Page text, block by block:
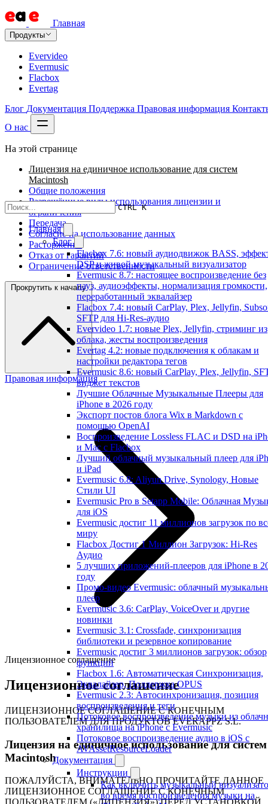
Главная
Продукты
Evervideo
Evermusic
Flacbox
Evertag
Блог Документация Поддержка Правовая информация
О нас
CTRL K
Главная
Блог
Flacbox 7.6: новый аудиодвижок BASS,
DSP и живой музыкальный визуализатор
Evermusic 8.7: настоящее воспроизведение без
пауз, аудиоэффекты, нормализация громкости,
переработанный эквалайзер
Flacbox 7.4: новый CarPlay, Plex, Jellyfin,
SFTP для Hi-Res-аудио
Evervideo 1.7: новые Plex, Jellyfin, стриминг из
облака, жесты воспроизведения
Evertag 4.2: новые подключения к облакам и
настройки редактора тегов
Evermusic 8.6: новый CarPlay, Plex, Jellyfin,
виджет текстов
Лучшие Облачные Музыкальные Плееры для
iPhone в 2026 году
Экспорт постов блога Wix в Markdown с
помощью OpenAI
Воспроизведение Lossless FLAC и DSD на
и Mac с Flacbox
Лучший облачный музыкальный плеер для
и iPad
Evermusic 6.8: Aliyun Drive, Synology, Новые
Стили UI
Evermusic Pro в Setapp Mobile: Облачная
для iOS
Evermusic достиг 11 миллионов загрузок по
миру
Flacbox Достиг 1 Миллион Загрузок: Hi-Res
Аудио
5 лучших приложений-плееров для iPhone в
году
Промо-видео Evermusic: облачный
плеер
Evermusic 3.6: CarPlay, VoiceOver и другие
новинки
Evermusic 3.1: Crossfade, синхронизация
библиотеки и резервное копирование
Evermusic достиг 3 миллионов загрузок: обзор
функций
Flacbox 1.6: Автоматическая Синхронизация,
Эквалайзер, Поддержка OPUS
Evermusic 2.3: Автосинхронизация, позиция
воспроизведения и теги
Потоковое воспроизведение музыки из
хранилища на iPhone с Evermusic
Потоковое воспроизведение аудио в iOS с
AVAssetResourceLoader
Документация
Инструкции
Как включить музыкальный
во время воспроизведения музыки на
На этой странице
Лицензия на единичное использование для систем
Macintosh
Общие положения
Разрешённые виды использования лицензии и
ограничения
Передача
Согласие на использование данных
Расторжение
Отказ от гарантий
Ограничение ответственности
Прокрутить к началу
Правовая информация
Лицензионное соглашение
Лицензионное соглашение
ЛИЦЕНЗИОННОЕ СОГЛАШЕНИЕ С КОНЕЧНЫМ
ПОЛЬЗОВАТЕЛЕМ ДЛЯ ПРОДУКТОВ EVERAPPZ S.L.
Лицензия на единичное использование для систем
Macintosh
ПОЖАЛУЙСТА, ВНИМАТЕЛЬНО ПРОЧИТАЙТЕ ДАННОЕ
ЛИЦЕНЗИОННОЕ СОГЛАШЕНИЕ С КОНЕЧНЫМ